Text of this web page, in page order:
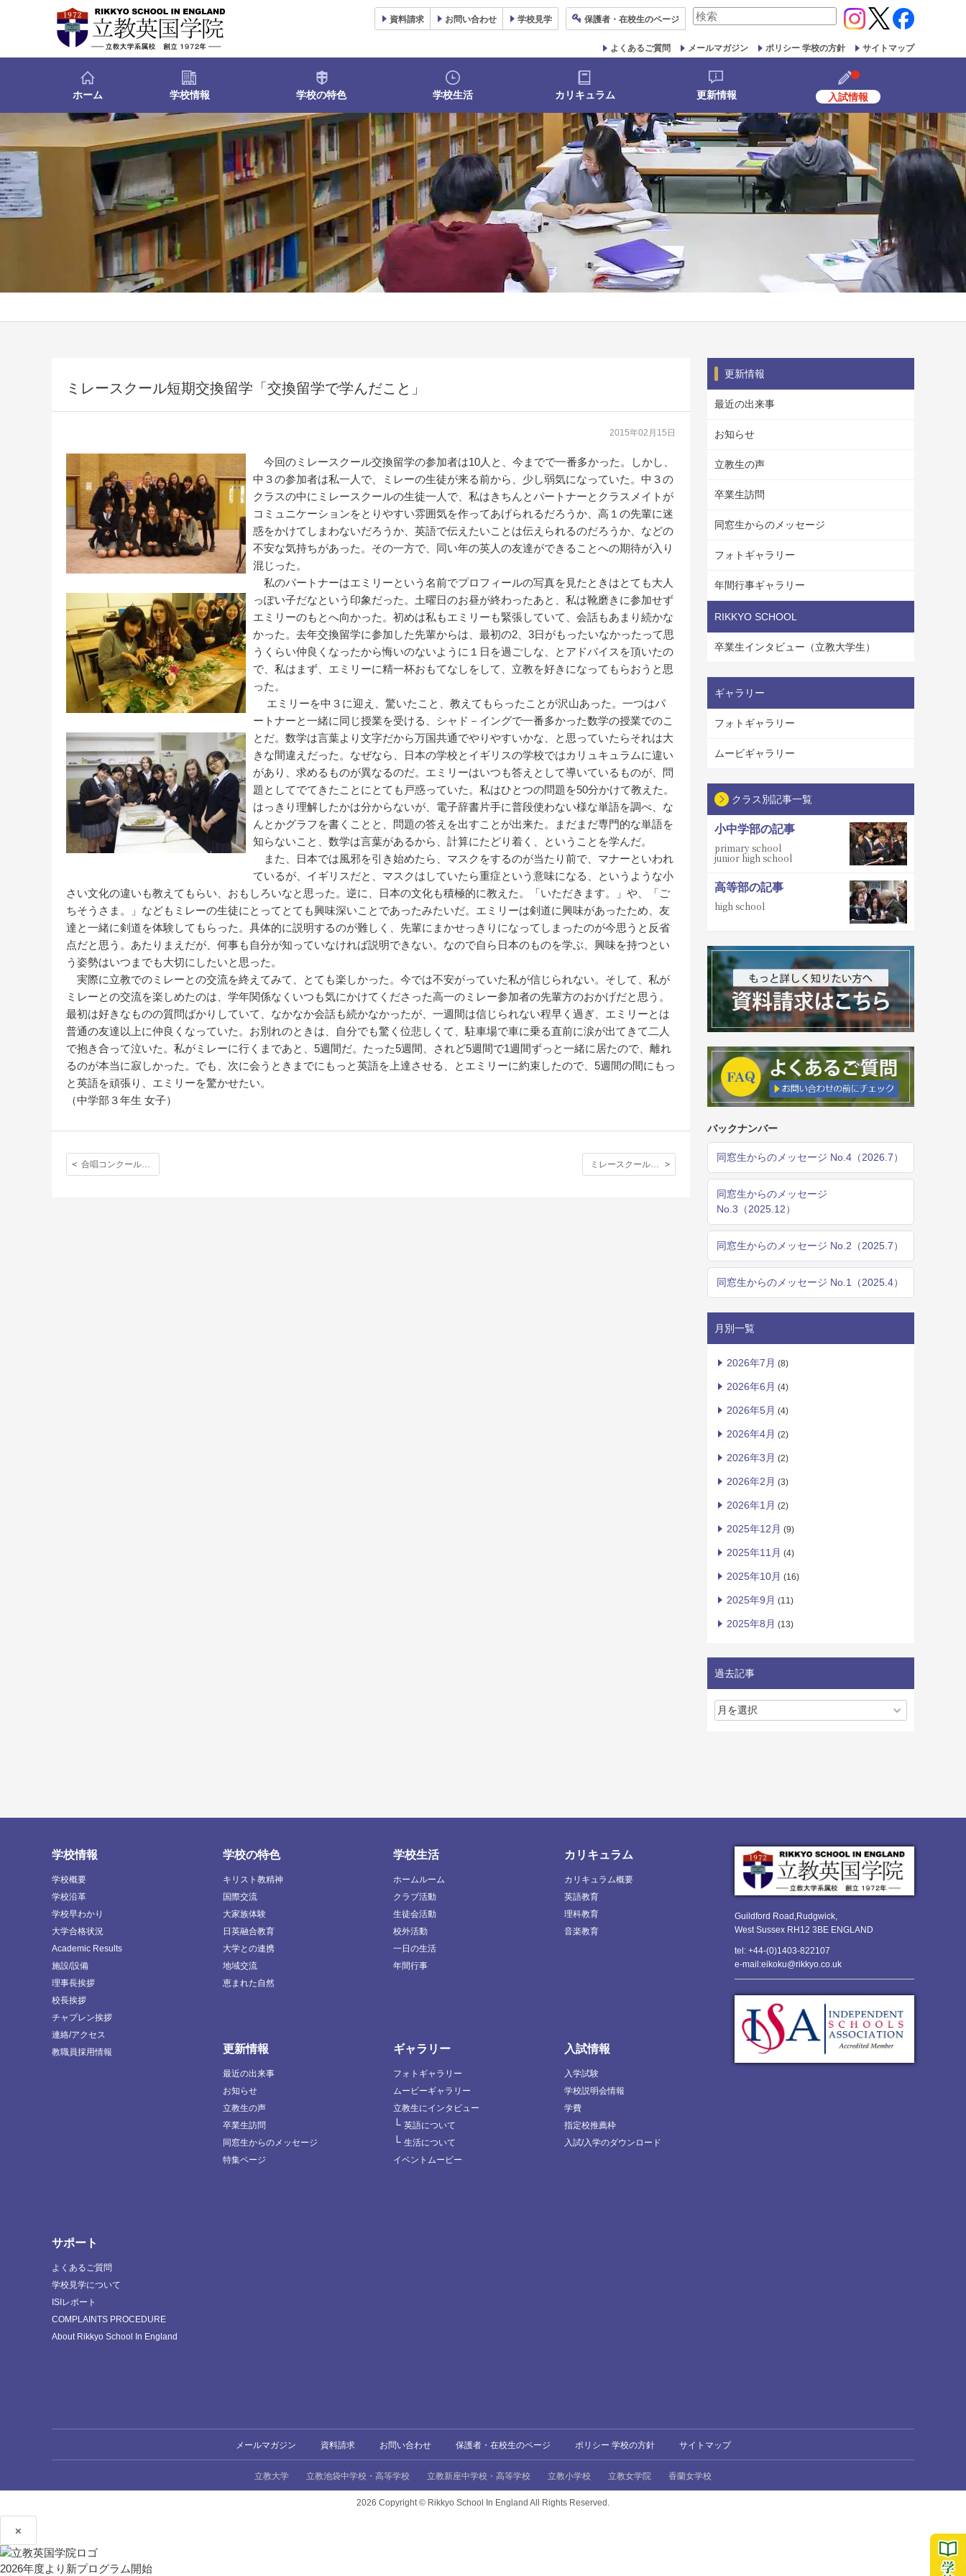
資料請求 お問い合わせ 学校見学 保護者 ・在校生のページ
検
対
象:
よくあるご質問 メールマガジン ポリシー 学校の方針 サイトマップ
ホーム 学校情報 学校の特色 学校生活 カリキュラム 更新情報 入試情報
ミレースクール短期交換留学「交換留学で学んだこと」
2015年02月15日
今回のミレースクール交換留学の参加者は10人と、今までで一番多かった。しかし、
中３の参加者は私一人で、ミレーの生徒が来る前から、少し弱気になっていた。中３の
クラスの中にミレースクールの生徒一人で、私はきちんとパートナーとクラスメイトが
コミュニケーションをとりやすい雰囲気を作ってあげられるだろうか、高１の先輩に迷
惑をかけてしまわないだろうか、英語で伝えたいことは伝えられるのだろうか、などの
不安な気持ちがあった。その一方で、同い年の英人の友達ができることへの期待が入り
混じった。
私のパートナーはエミリーという名前でプロフィールの写真を見たときはとても大人
っぽい子だなという印象だった。土曜日のお昼が終わったあと、私は靴磨きに参加せず
エミリーのもとへ向かった。初めは私もエミリーも緊張していて、会話もあまり続かな
かった。去年交換留学に参加した先輩からは、最初の2、3日がもったいなかったって思
うくらい仲良くなったから悔いのないように１日を過ごしな、とアドバイスを頂いたの
で、私はまず、エミリーに精一杯おもてなしをして、立教を好きになってもらおうと思
った。
エミリーを中３に迎え、驚いたこと、教えてもらったことが沢山あった。一つはパ
ートナーと一緒に同じ授業を受ける、シャド－イングで一番多かった数学の授業でのこ
とだ。数学は言葉より文字だから万国共通でやりやすいかな、と思っていたらそれは大
きな間違えだった。なぜなら、日本の学校とイギリスの学校ではカリュキュラムに違い
があり、求めるものが異なるのだ。エミリーはいつも答えとして導いているものが、問
題としてでてきたことにとても戸惑っていた。私はひとつの問題を50分かけて教えた。
はっきり理解したかは分からないが、電子辞書片手に普段使わない様な単語を調べ、な
んとかグラフを書くことと、問題の答えを出すことが出来た。まだまだ専門的な単語を
知らないこと、数学は言葉があるから、計算にたどり着く、ということを学んだ。
また、日本では風邪を引き始めたら、マスクをするのが当たり前で、マナーといわれ
ているが、イギリスだと、マスクはしていたら重症という意味になる、というような小
さい文化の違いも教えてもらい、おもしろいなと思った。逆に、日本の文化も積極的に教えた。「いただきます。」や、「ご
ちそうさま。」などもミレーの生徒にとってとても興味深いことであったみたいだ。エミリーは剣道に興味があったため、友
達と一緒に剣道を体験してもらった。具体的に説明するのが難しく、先輩にまかせっきりになってしまったのが今思うと反省
点だと思う。あたりまえだが、何事も自分が知っていなければ説明できない。なので自ら日本のものを学ぶ、興味を持つとい
う姿勢はいつまでも大切にしたいと思った。
実際に立教でのミレーとの交流を終えてみて、とても楽しかった。今では不安がっていた私が信じられない。そして、私が
ミレーとの交流を楽しめたのは、学年関係なくいつも気にかけてくださった高一のミレー参加者の先輩方のおかげだと思う。
最初は好きなものの質問ばかりしていて、なかなか会話も続かなかったが、一週間は信じられない程早く過ぎ、エミリーとは
普通の友達以上に仲良くなっていた。お別れのときは、自分でも驚く位悲しくて、駐車場で車に乗る直前に涙が出てきて二人
で抱き合って泣いた。私がミレーに行くまであと、5週間だ。たった5週間、されど5週間で1週間ずっと一緒に居たので、離れ
るのが本当に寂しかった。でも、次に会うときまでにもっと英語を上達させる、とエミリーに約束したので、5週間の間にもっ
と英語を頑張り、エミリーを驚かせたい。
（中学部３年生 女子）
合唱コンクール「いくつもの日々を越えてたどり着いた今」 ミレースクール短期交換留学「宝物の一週間」
更新情報
最近の出来事
お知らせ
立教生の声
卒業生訪問
同窓生からのメッセージ
フォトギャラリー
年間行事ギャラリー
RIKKYO SCHOOL
卒業生インタビュー（立教大学生）
ギャラリー
フォトギャラリー
ムービギャラリー
クラス別記事一覧
小中学部の記事
primary school
junior high school
高等部の記事
high school
バックナンバー
同窓生からのメッセージ No.4（2026.7）
同窓生からのメッセージ
No.3（2025.12）
同窓生からのメッセージ No.2（2025.7）
同窓生からのメッセージ No.1（2025.4）
月別一覧
2026年7月 (8)
2026年6月 (4)
2026年5月 (4)
2026年4月 (2)
2026年3月 (2)
2026年2月 (3)
2026年1月 (2)
2025年12月 (9)
2025年11月 (4)
2025年10月 (16)
2025年9月 (11)
2025年8月 (13)
過去記事
Guildford Road,Rudgwick,
West Sussex RH12 3BE ENGLAND
tel: +44-(0)1403-822107
e-mail:eikoku@rikkyo.co.uk
学校情報
学校概要
学校沿革
学校早わかり
大学合格状況
Academic Results
施設/設備
理事長挨拶
校長挨拶
チャプレン挨拶
連絡/アクセス
教職員採用情報
学校の特色
キリスト教精神
国際交流
大家族体験
日英融合教育
大学との連携
地域交流
恵まれた自然
学校生活
ホームルーム
クラブ活動
生徒会活動
校外活動
一日の生活
年間行事
カリキュラム
カリキュラム概要
英語教育
理科教育
音楽教育
更新情報
最近の出来事
お知らせ
立教生の声
卒業生訪問
同窓生からのメッセージ
特集ページ
ギャラリー
フォトギャラリー
ムービーギャラリー
立教生にインタビュー
└ 英語について
└ 生活について
イベントムービー
入試情報
入学試験
学校説明会情報
学費
指定校推薦枠
入試/入学のダウンロード
サポート
よくあるご質問
学校見学について
ISIレポート
COMPLAINTS PROCEDURE
About Rikkyo School In England
メールマガジン 資料請求 お問い合わせ 保護者・在校生のページ ポリシー 学校の方針 サイトマップ
立教大学 立教池袋中学校・高等学校 立教新座中学校・高等学校 立教小学校 立教女学院 香蘭女学校
2026 Copyright © Rikkyo School In England All Rights Reserved.
×
2026年度より新プログラム開始